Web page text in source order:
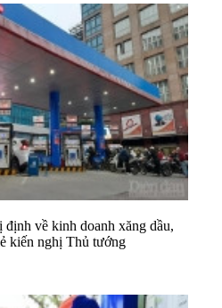
định về kinh doanh xăng dầu,
kiến nghị Thủ tướng